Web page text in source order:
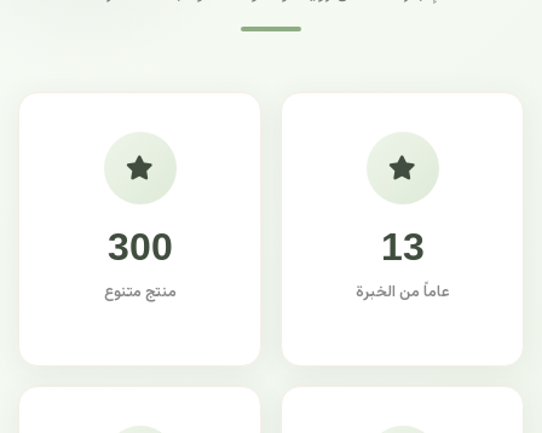
13
عاماً من الخبرة
300
منتج متنوع